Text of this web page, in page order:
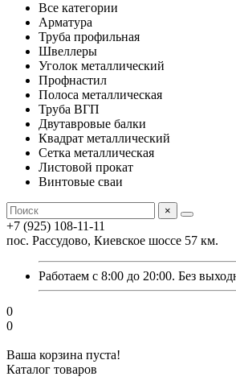
Все категории
Арматура
Труба профильная
Швеллеры
Уголок металлический
Профнастил
Полоса металлическая
Труба ВГП
Двутавровые балки
Квадрат металлический
Сетка металлическая
Листовой прокат
Винтовые сваи
×
+7 (925) 108-11-11
пос. Рассудово, Киевское шоссе 57 км.
Работаем с 8:00 до 20:00. Без
0
0
Ваша корзина пуста!
Каталог товаров